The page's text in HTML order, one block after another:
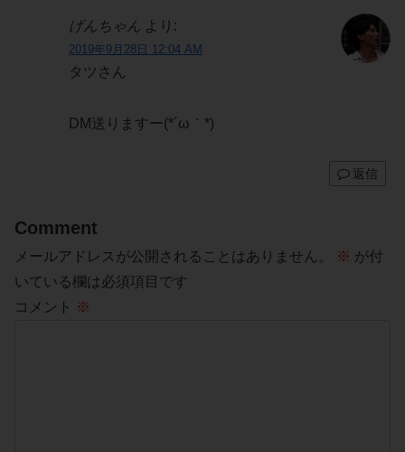
げんちゃん より:
2019年9月28日 12:04 AM
タツさん
DM送りますー(*´ω｀*)
返信
Comment
メールアドレスが公開されることはありません。 ※ が付
いている欄は必須項目です
コメント ※